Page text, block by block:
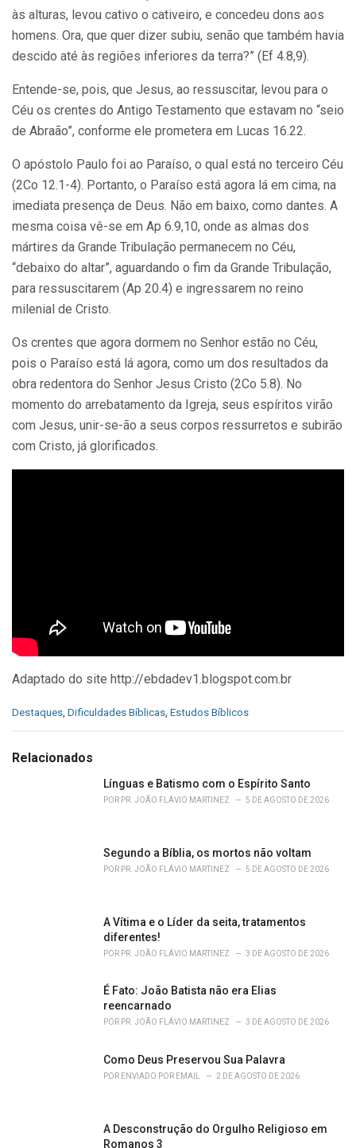
às alturas, levou cativo o cativeiro, e concedeu dons aos
homens. Ora, que quer dizer subiu, senão que também havia
descido até às regiões inferiores da terra?” (Ef 4.8,9).
Entende-se, pois, que Jesus, ao ressuscitar, levou para o
Céu os crentes do Antigo Testamento que estavam no “seio
de Abraão”, conforme ele prometera em Lucas 16.22.
O apóstolo Paulo foi ao Paraíso, o qual está no terceiro Céu
(2Co 12.1-4). Portanto, o Paraíso está agora lá em cima, na
imediata presença de Deus. Não em baixo, como dantes. A
mesma coisa vê-se em Ap 6.9,10, onde as almas dos
mártires da Grande Tribulação permanecem no Céu,
“debaixo do altar”, aguardando o fim da Grande Tribulação,
para ressuscitarem (Ap 20.4) e ingressarem no reino
milenial de Cristo.
Os crentes que agora dormem no Senhor estão no Céu,
pois o Paraíso está lá agora, como um dos resultados da
obra redentora do Senhor Jesus Cristo (2Co 5.8). No
momento do arrebatamento da Igreja, seus espíritos virão
com Jesus, unir-se-ão a seus corpos ressurretos e subirão
com Cristo, já glorificados.
Adaptado do site http://ebdadev1.blogspot.com.br
C
e
Destaques, Dificuldades Bíblicas, Estudos Bíblicos
Relacionados
Línguas e Batismo com o Espírito Santo
POR PR. JOÃO FLÁVIO MARTINEZ 5 DE AGOSTO DE 2026
Segundo a Bíblia, os mortos não voltam
POR PR. JOÃO FLÁVIO MARTINEZ 5 DE AGOSTO DE 2026
A Vítima e o Líder da seita, tratamentos
diferentes!
POR PR. JOÃO FLÁVIO MARTINEZ 3 DE AGOSTO DE 2026
É Fato: João Batista não era Elias
reencarnado
POR PR. JOÃO FLÁVIO MARTINEZ 3 DE AGOSTO DE 2026
Como Deus Preservou Sua Palavra
POR ENVIADO POR EMAIL 2 DE AGOSTO DE 2026
A Desconstrução do Orgulho Religioso em
Romanos 3